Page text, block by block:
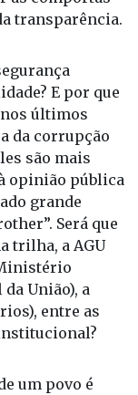
transparência.
E por que
últimos
da corrupção
são mais
opinião pública
grande
Será que
trilha, a AGU
União), a
entre as
um povo é